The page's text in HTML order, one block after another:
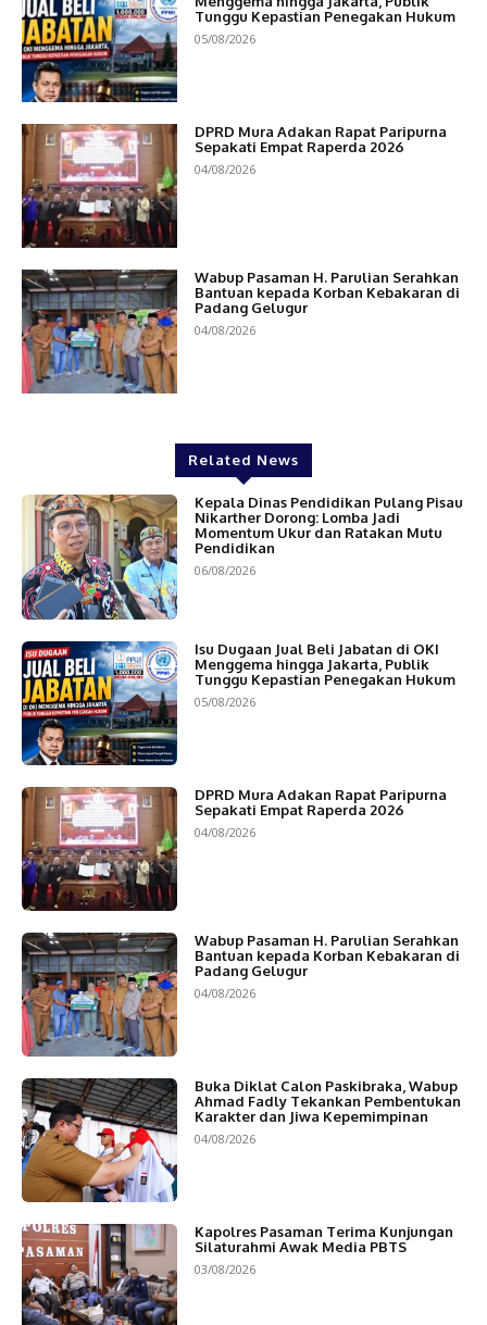
Tunggu Kepastian Penegakan Hukum
05/08/2026
DPRD Mura Adakan Rapat Paripurna
Sepakati Empat Raperda 2026
04/08/2026
Wabup Pasaman H. Parulian Serahkan
Bantuan kepada Korban Kebakaran di
Padang Gelugur
04/08/2026
Related News
Kepala Dinas Pendidikan Pulang Pisau
Nikarther Dorong: Lomba Jadi
Momentum Ukur dan Ratakan Mutu
Pendidikan
06/08/2026
Isu Dugaan Jual Beli Jabatan di OKI
Menggema hingga Jakarta, Publik
Tunggu Kepastian Penegakan Hukum
05/08/2026
DPRD Mura Adakan Rapat Paripurna
Sepakati Empat Raperda 2026
04/08/2026
Wabup Pasaman H. Parulian Serahkan
Bantuan kepada Korban Kebakaran di
Padang Gelugur
04/08/2026
Buka Diklat Calon Paskibraka, Wabup
Ahmad Fadly Tekankan Pembentukan
Karakter dan Jiwa Kepemimpinan
04/08/2026
Kapolres Pasaman Terima Kunjungan
Silaturahmi Awak Media PBTS
03/08/2026